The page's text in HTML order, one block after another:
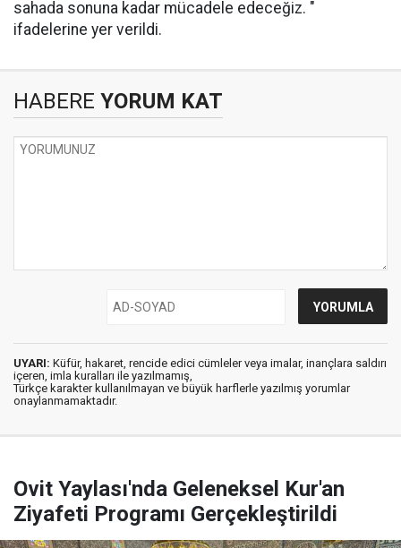
sahada sonuna kadar mücadele edeceğiz. "
ifadelerine yer verildi.
HABERE YORUM KAT
UYARI: Küfür, hakaret, rencide edici cümleler veya imalar, inançlara saldırı
içeren, imla kuralları ile yazılmamış,
Türkçe karakter kullanılmayan ve büyük harflerle yazılmış yorumlar
onaylanmamaktadır.
Ovit Yaylası'nda Geleneksel Kur'an
Ziyafeti Programı Gerçekleştirildi